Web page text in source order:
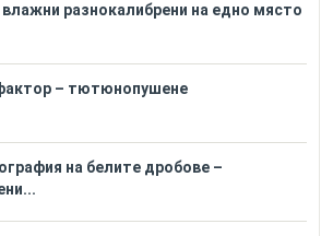
разнокалибрени на едно място
– тютюнопушене
на белите дробове –